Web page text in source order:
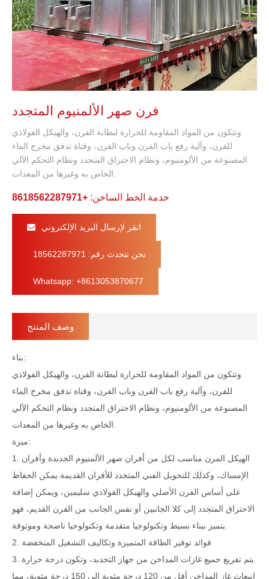
فرن صهر الألمنيوم المتجدد
وتتكون من المواد المقاومة للحرارة لبطانة الفرن، والهيكل الفولاذي
للفرن، وآلية رفع باب الفرن وباب الفرن، وقناة تدفق مخرج الماء
المصنوعة من الألومنيوم، ونظام الاحتراق المتجدد ونظام التحكم الآلي
خدمة الخط الساخن: +8618562287971
انقر لإرسال البريد الإلكتروني
نحن نتحدث رقم: 18562287971
Whatsapp: +8613053870677
وصف المنتج
بناء:
وتتكون من المواد المقاومة للحرارة لبطانة الفرن، والهيكل الفولاذي
للفرن، وآلية رفع باب الفرن وباب الفرن، وقناة تدفق مخرج الماء
المصنوعة من الألومنيوم، ونظام الاحتراق المتجدد ونظام التحكم الآلي
ميزة:
1. الهيكل المرن مناسب لكل من أفران صهر الألمنيوم الجديدة وأفران
الإمساك، وكذلك للتحويل الفني المتجدد للأفران القديمة.يمكن الحفاظ
على أساس الفرن الأصلي والهيكل الفولاذي سليمين، ويمكن إضافة
الاحتراق المتجدد إلى كلا الجانبين أو نفس الجانب من الفرن القديم، فهو
2. فوائد توفير الطاقة المتميزة وتكاليف التشغيل المنخفضة
3. يتم تفريغ جميع غازات المداخن من جهاز التجديد، وتكون درجة حرارة
انبعاث غاز المداخن أقل من 120 درجة مئوية إلى 150 درجة مئوية، مما